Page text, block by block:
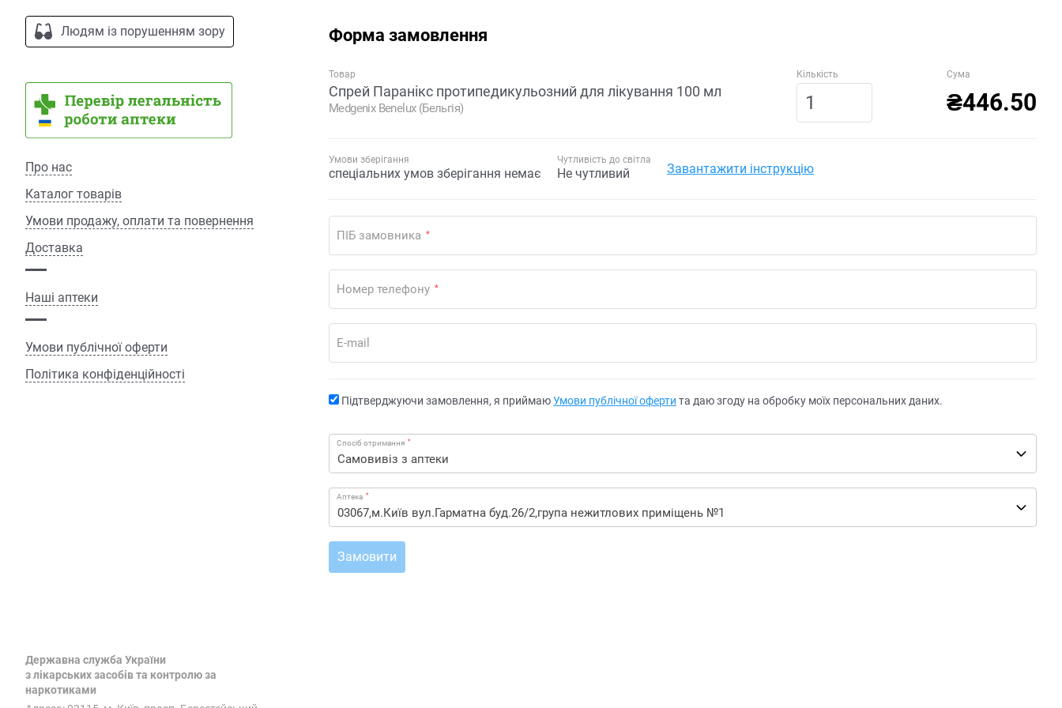
Людям із порушенням зору
Про нас
Каталог товарів
Умови продажу, оплати та повернення
Доставка
Наші аптеки
Умови публічної оферти
Політика конфіденційності
Державна служба України
з лікарських засобів та контролю за
наркотиками
Форма замовлення
Товар
Спрей Паранікс протипедикульозний для лікування 100 мл
Medgenix Benelux (Бельгія)
Кількість Сума
₴446.50
Умови зберігання
спеціальних умов зберігання немає
Чутливість до світла
Не чутливий Завантажити інструкцію
ПІБ замовника *
Номер телефону *
E-mail
Підтверджуючи замовлення, я приймаюУмови публічної оферти та даю згоду на обробку моїх персональних даних.
Спосіб отримання *
Аптека *
Замовити